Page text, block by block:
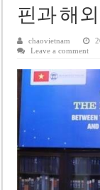
팜 녓 브엉 빈그룹 회
케펠, 투티엠 엠파이
베트남주식 HAT, 15
‘1,000억 달러 남북
베트남 세무당국, 납
핀과 해
chaovietnam
Leave a comment